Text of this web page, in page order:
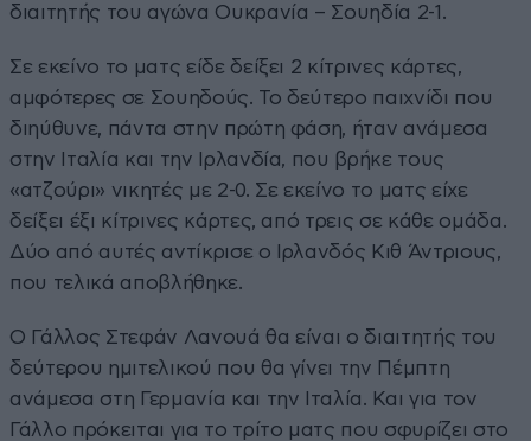
διαιτητής του αγώνα Ουκρανία – Σουηδία 2-1.
Σε εκείνο το ματς είδε δείξει 2 κίτρινες κάρτες,
αμφότερες σε Σουηδούς. Το δεύτερο παιχνίδι που
διηύθυνε, πάντα στην πρώτη φάση, ήταν ανάμεσα
στην Ιταλία και την Ιρλανδία, που βρήκε τους
«ατζούρι» νικητές με 2-0. Σε εκείνο το ματς είχε
δείξει έξι κίτρινες κάρτες, από τρεις σε κάθε ομάδα.
Δύο από αυτές αντίκρισε ο Ιρλανδός Κιθ Άντριους,
που τελικά αποβλήθηκε.
Ο Γάλλος Στεφάν Λανουά θα είναι ο διαιτητής του
δεύτερου ημιτελικού που θα γίνει την Πέμπτη
ανάμεσα στη Γερμανία και την Ιταλία. Και για τον
Γάλλο πρόκειται για το τρίτο ματς που σφυρίζει στο